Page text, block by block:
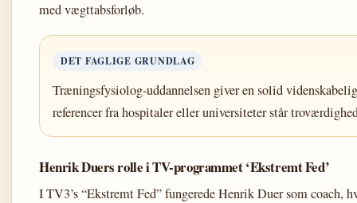
med vægttabsforløb.
DET FAGLIGE GRUNDLAG
Træningsfysiolog-uddannelsen giver en solid
referencer fra hospitaler eller universiteter står
Henrik Duers rolle i TV-programmet ‘Ekstremt Fed’
I TV3’s “Ekstremt Fed” fungerede Henrik Duer som coach,